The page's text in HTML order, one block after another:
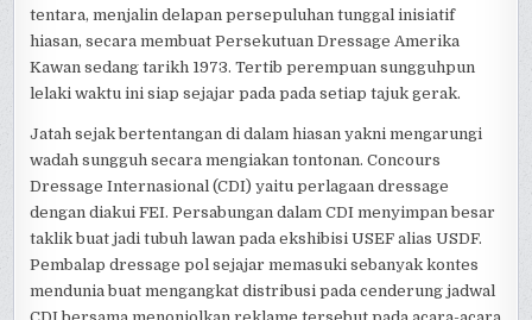
tentara, menjalin delapan persepuluhan tunggal inisiatif
hiasan, secara membuat Persekutuan Dressage Amerika
Kawan sedang tarikh 1973. Tertib perempuan sungguhpun
lelaki waktu ini siap sejajar pada pada setiap tajuk gerak.
Jatah sejak bertentangan di dalam hiasan yakni mengarungi
wadah sungguh secara mengiakan tontonan. Concours
Dressage Internasional (CDI) yaitu perlagaan dressage
dengan diakui FEI. Persabungan dalam CDI menyimpan besar
taklik buat jadi tubuh lawan pada ekshibisi USEF alias USDF.
Pembalap dressage pol sejajar memasuki sebanyak kontes
mendunia buat mengangkat distribusi pada cenderung jadwal